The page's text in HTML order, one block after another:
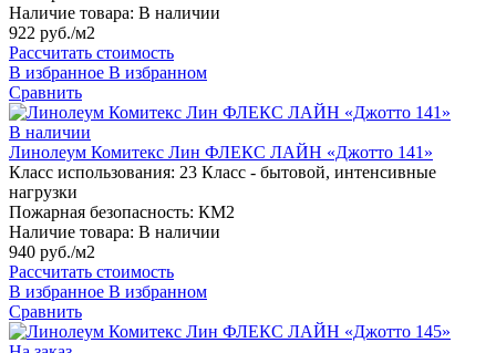
Наличие товара: В наличии
922 руб./м2
Рассчитать стоимость
В избранное В избранном
Сравнить
В наличии
Линолеум Комитекс Лин ФЛЕКС ЛАЙН «Джотто 141»
Класс использования: 23 Класс - бытовой, интенсивные
нагрузки
Пожарная безопасность: КМ2
Наличие товара: В наличии
940 руб./м2
Рассчитать стоимость
В избранное В избранном
Сравнить